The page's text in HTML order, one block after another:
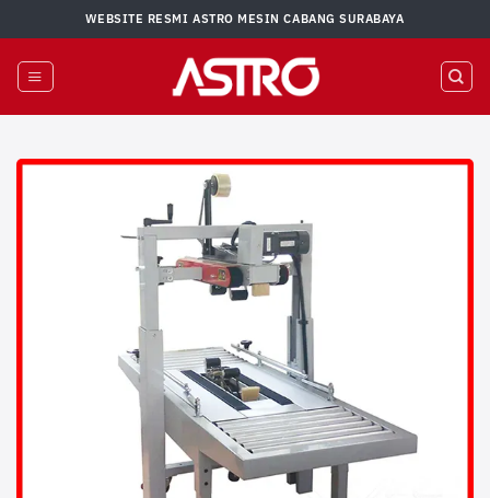
to
content
WEBSITE RESMI ASTRO MESIN CABANG SURABAYA